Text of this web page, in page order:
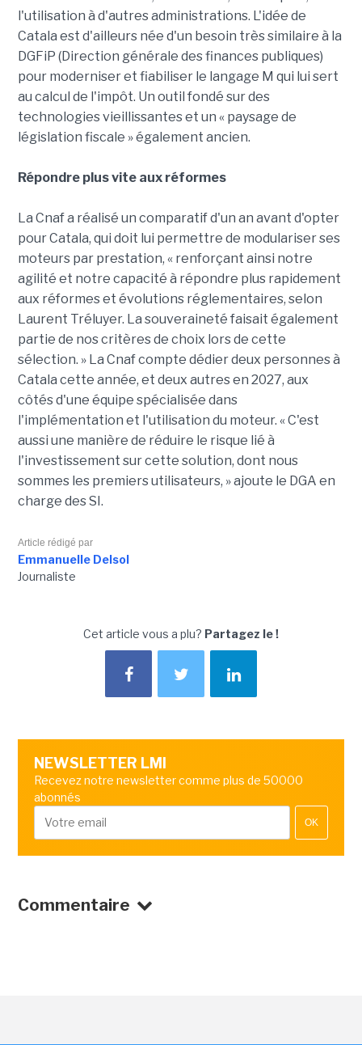
l'utilisation à d'autres administrations. L'idée de
Catala est d'ailleurs née d'un besoin très similaire à la
DGFiP (Direction générale des finances publiques)
pour moderniser et fiabiliser le langage M qui lui sert
au calcul de l'impôt. Un outil fondé sur des
technologies vieillissantes et un « paysage de
législation fiscale » également ancien.
Répondre plus vite aux réformes
La Cnaf a réalisé un comparatif d'un an avant d'opter
pour Catala, qui doit lui permettre de modulariser ses
moteurs par prestation, « renforçant ainsi notre
agilité et notre capacité à répondre plus rapidement
aux réformes et évolutions réglementaires, selon
Laurent Tréluyer. La souveraineté faisait également
partie de nos critères de choix lors de cette
sélection. » La Cnaf compte dédier deux personnes à
Catala cette année, et deux autres en 2027, aux
côtés d'une équipe spécialisée dans
l'implémentation et l'utilisation du moteur. « C'est
aussi une manière de réduire le risque lié à
l'investissement sur cette solution, dont nous
sommes les premiers utilisateurs, » ajoute le DGA en
charge des SI.
Article rédigé par
Emmanuelle Delsol
Journaliste
Cet article vous a plu? Partagez le !
NEWSLETTER LMI
Recevez notre newsletter comme plus de 50000
abonnés
OK
Commentaire